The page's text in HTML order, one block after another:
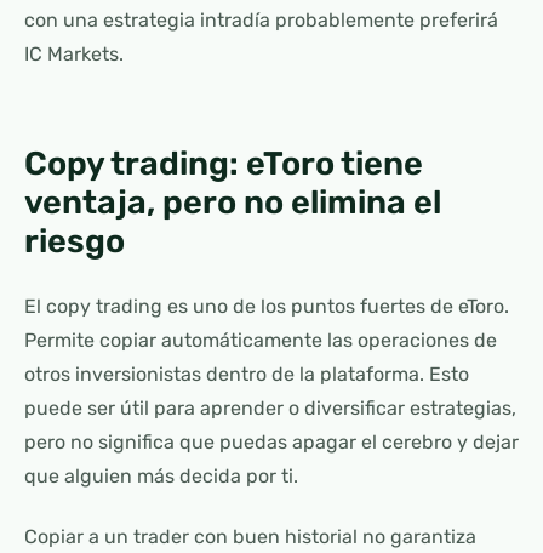
con una estrategia intradía probablemente preferirá
IC Markets.
Copy trading: eToro tiene
ventaja, pero no elimina el
riesgo
El copy trading es uno de los puntos fuertes de eToro.
Permite copiar automáticamente las operaciones de
otros inversionistas dentro de la plataforma. Esto
puede ser útil para aprender o diversificar estrategias,
pero no significa que puedas apagar el cerebro y dejar
que alguien más decida por ti.
Copiar a un trader con buen historial no garantiza